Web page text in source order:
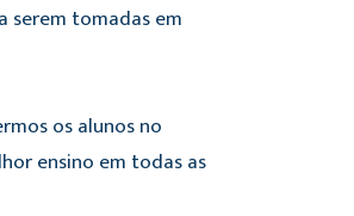
serem tomadas em
os alunos no
ensino em todas as